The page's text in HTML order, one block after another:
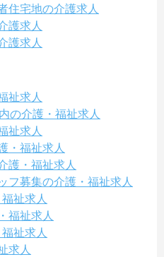
住宅地の介護求人
護求人
護求人
祉求人
の介護・福祉求人
祉求人
・福祉求人
護・福祉求人
フ募集の介護・福祉求人
祉求人
福祉求人
祉求人
求人